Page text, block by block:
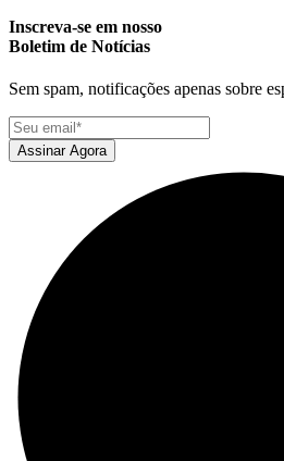
Inscreva-se em nosso
Boletim de Notícias
Sem spam, notificações apenas sobre
Assinar Agora